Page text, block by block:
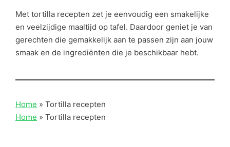
Met tortilla recepten zet je eenvoudig een smakelijke
en veelzijdige maaltijd op tafel. Daardoor geniet je van
gerechten die gemakkelijk aan te passen zijn aan jouw
smaak en de ingrediënten die je beschikbaar hebt.
Home » Tortilla recepten
Home » Tortilla recepten